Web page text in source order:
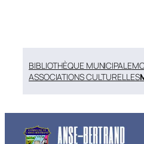
BIBLIOTHÈQUE MUNICIPALE
ASSOCIATIONS CULTURELLES